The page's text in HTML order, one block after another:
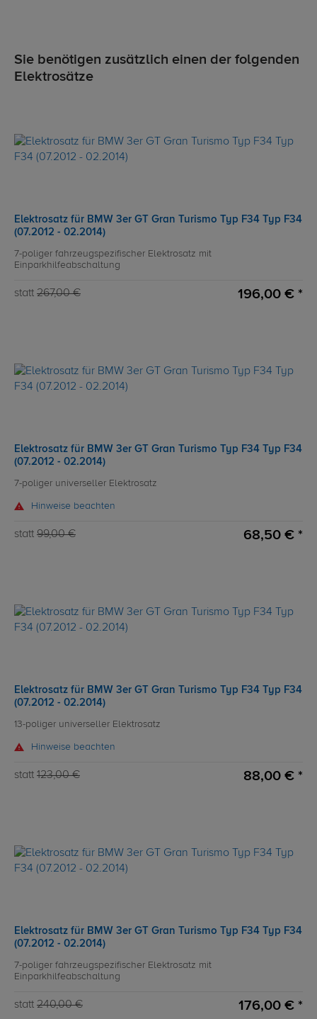
Sie benötigen zusätzlich einen der folgenden
Elektrosätze
Elektrosatz für BMW 3er GT Gran Turismo Typ F34 Typ F34
(07.2012 - 02.2014)
7-poliger fahrzeugspezifischer Elektrosatz mit
Einparkhilfeabschaltung
statt 267,00 € 196,00 € *
Elektrosatz für BMW 3er GT Gran Turismo Typ F34 Typ F34
(07.2012 - 02.2014)
7-poliger universeller Elektrosatz
Hinweise beachten
statt 99,00 € 68,50 € *
Elektrosatz für BMW 3er GT Gran Turismo Typ F34 Typ F34
(07.2012 - 02.2014)
13-poliger universeller Elektrosatz
Hinweise beachten
statt 123,00 € 88,00 € *
Elektrosatz für BMW 3er GT Gran Turismo Typ F34 Typ F34
(07.2012 - 02.2014)
7-poliger fahrzeugspezifischer Elektrosatz mit
Einparkhilfeabschaltung
statt 240,00 € 176,00 € *